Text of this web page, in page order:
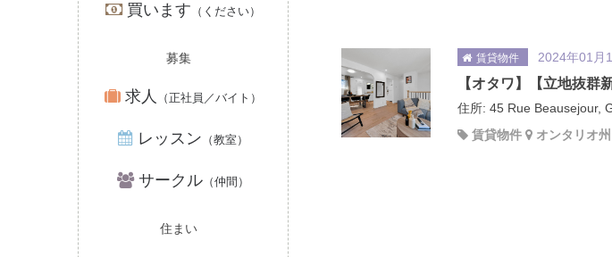
買います （ください）
募集
求人 （正社員／バイト）
レッスン （教室）
サークル（仲間）
住まい
賃貸物件 2024年01月
【オタワ】【立地抜群
住所: 45 Rue Beausejour,
賃貸物件
オンタリオ